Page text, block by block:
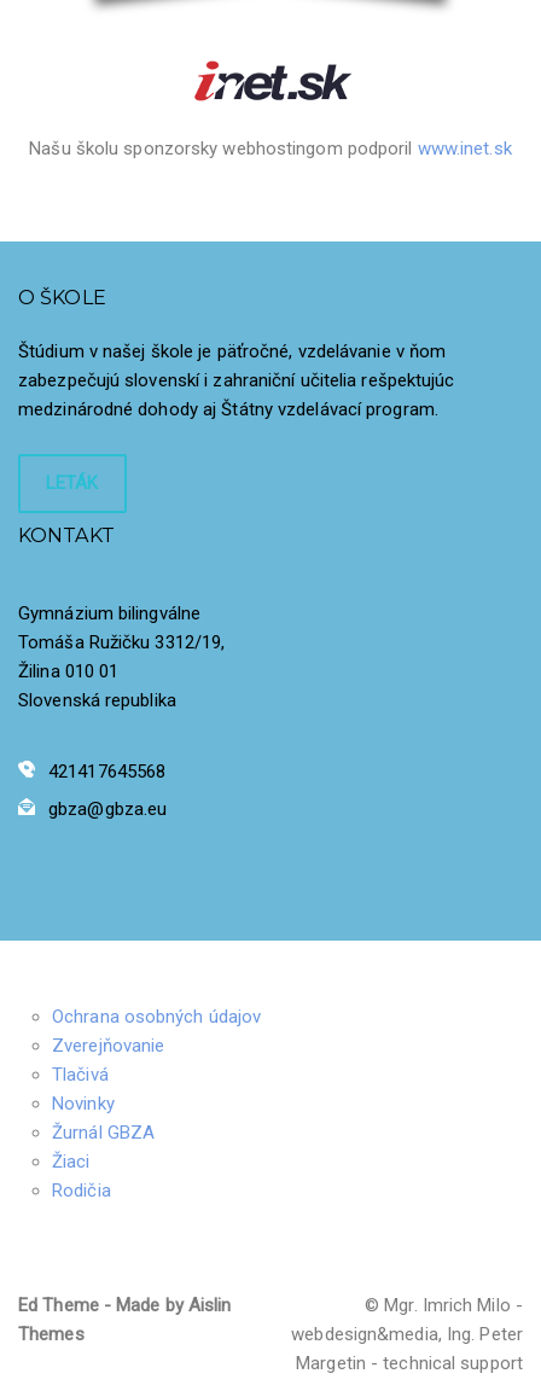
Našu školu sponzorsky webhostingom podporil www.inet.sk
O ŠKOLE
Štúdium v našej škole je päťročné, vzdelávanie v ňom
zabezpečujú slovenskí i zahraniční učitelia rešpektujúc
medzinárodné dohody aj Štátny vzdelávací program.
LETÁK
KONTAKT
Gymnázium bilingválne
Tomáša Ružičku 3312/19,
Žilina 010 01
Slovenská republika
421417645568
gbza@gbza.eu
Ochrana osobných údajov
Zverejňovanie
Tlačivá
Novinky
Žurnál GBZA
Žiaci
Rodičia
Ed Theme - Made by Aislin
Themes
© Mgr. Imrich Milo -
webdesign&media, Ing. Peter
Margetin - technical support